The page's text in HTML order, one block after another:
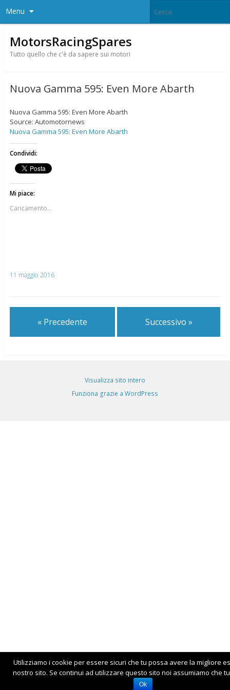
Menu
MotorsRacingSpares
Tutto quello che c'è da sapere sui motori
Nuova Gamma 595: Even More Abarth
Nuova Gamma 595: Even More Abarth
Source: Automotornews
Nuova Gamma 595: Even More Abarth
Condividi:
Mi piace:
Caricamento...
11 maggio 2016
« Precedente Successivo »
Visualizza sito intero
Funziona grazie a WordPress
Utilizziamo i cookie per essere sicuri che tu possa avere la migliore
nostro sito. Se continui ad utilizzare questo sito noi assumiamo che
Ok